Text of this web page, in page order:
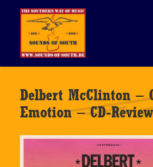
Delbert McClinton –
Emotion – CD-Review